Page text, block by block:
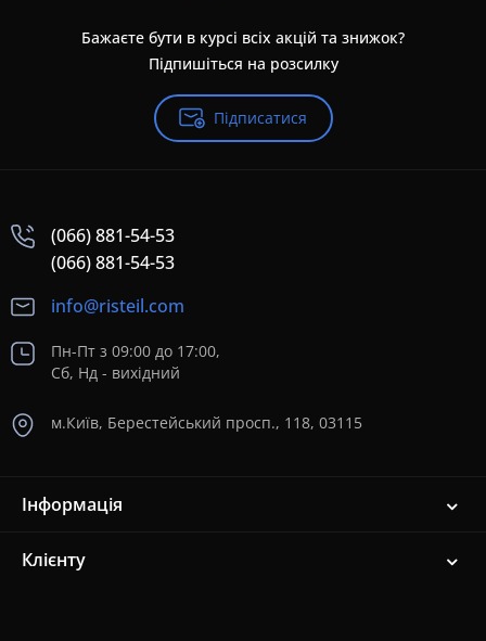
Бажаєте бути в курсі всіх акцій та знижок?
Підпишіться на розсилку
Підписатися
(066) 881-54-53
(066) 881-54-53
info@risteil.com
Пн-Пт з 09:00 до 17:00,
Сб, Нд - вихідний
м.Київ, Берестейський просп., 118, 03115
Інформація
Клієнту